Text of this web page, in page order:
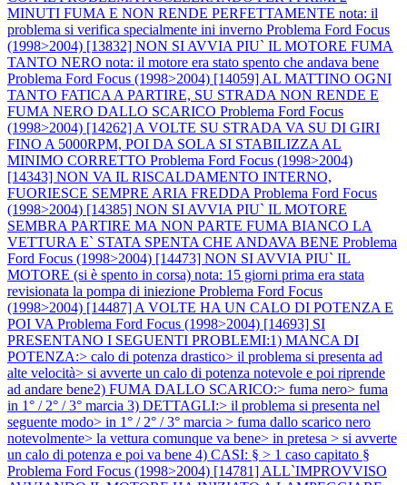
MINUTI FUMA E NON RENDE PERFETTAMENTE nota: il
problema si verifica specialmente ini inverno Problema Ford Focus
(1998>2004) [13832] NON SI AVVIA PIU` IL MOTORE FUMA
TANTO NERO nota: il motore era stato spento che andava bene
Problema Ford Focus (1998>2004) [14059] AL MATTINO OGNI
TANTO FATICA A PARTIRE, SU STRADA NON RENDE E
FUMA NERO DALLO SCARICO Problema Ford Focus
(1998>2004) [14262] A VOLTE SU STRADA VA SU DI GIRI
FINO A 5000RPM, POI DA SOLA SI STABILIZZA AL
MINIMO CORRETTO Problema Ford Focus (1998>2004)
[14343] NON VA IL RISCALDAMENTO INTERNO,
FUORIESCE SEMPRE ARIA FREDDA Problema Ford Focus
(1998>2004) [14385] NON SI AVVIA PIU` IL MOTORE
SEMBRA PARTIRE MA NON PARTE FUMA BIANCO LA
VETTURA E` STATA SPENTA CHE ANDAVA BENE Problema
Ford Focus (1998>2004) [14473] NON SI AVVIA PIU` IL
MOTORE (si è spento in corsa) nota: 15 giorni prima era stata
revisionata la pompa di iniezione Problema Ford Focus
(1998>2004) [14487] A VOLTE HA UN CALO DI POTENZA E
POI VA Problema Ford Focus (1998>2004) [14693] SI
PRESENTANO I SEGUENTI PROBLEMI:1) MANCA DI
POTENZA:> calo di potenza drastico> il problema si presenta ad
alte velocità> si avverte un calo di potenza notevole e poi riprende
ad andare bene2) FUMA DALLO SCARICO:> fuma nero> fuma
in 1° / 2° / 3° marcia 3) DETTAGLI:> il problema si presenta nel
seguente modo> in 1° / 2° / 3° marcia > fuma dallo scarico nero
notevolmente> la vettura comunque va bene> in pretesa > si avverte
un calo di potenza e poi va bene 4) CASI: § > 1 caso capitato §
Problema Ford Focus (1998>2004) [14781] ALL`IMPROVVISO